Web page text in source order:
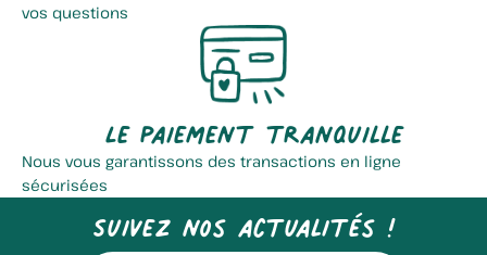
vos questions
Le paiement tranquille
Nous vous garantissons des transactions en ligne
sécurisées
Suivez nos actualités !